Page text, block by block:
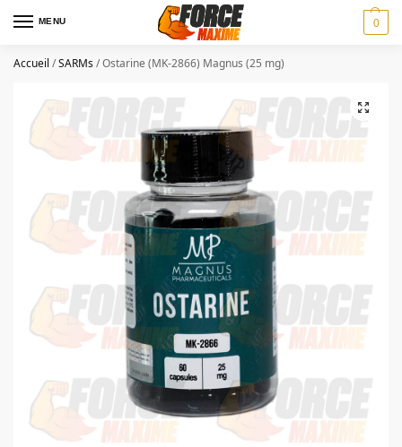
MENU 0
Accueil /SARMs/Ostarine (MK-2866) Magnus (25 mg)